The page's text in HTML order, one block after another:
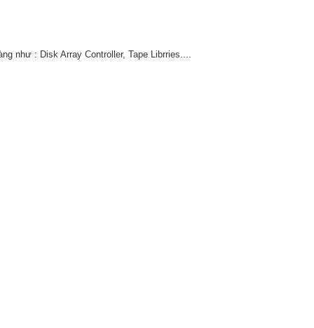
như : Disk Array Controller, Tape Librries....